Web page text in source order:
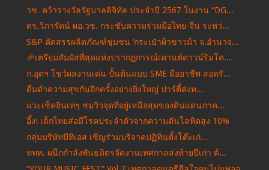
วช. คว้ารางวัลรัฐบาลดิจิทัล ประจำปี 2567 ในงาน “DG...
ดร.วิภารัตน์ ผอ.วช. กระชับความร่วมมือไทย-จีน ระหว่...
S&P คัดสรรผลิตภัณฑ์ชุมชน ‘กระเป๋าผ้าขาวม้า จ.อำนาจ...
🎉เตรียมสัมผัสที่สุดแห่งปรากฏการณ์เคานต์ดาวน์ริมโค...
ก.อุตฯ โชว์ผลงานเด่น ปั้นต้นแบบ SME มืออาชีพ สอดรั...
ดื่มด่ำความสุขกันอีกครั้งอย่างยิ่งใหญ่ ปาร์ตี้ส่งท...
แวะเช็คอินเท่ๆ ชมวิวจุดที่อยู่เหนือสุดของดินแดนภาค...
อึ้ง! เด็กไทยส่อมีโรคประจำตัวจากความดันโลหิตสูง 10%
กลุ่มบริษัทบีทีเอส เชิญร่วมบริจาคปฏิทินตั้งโต๊ะเก่...
ททท. ผนึกกำลังพันธมิตรจัดงานเทศกาลส่งท้ายปีเก่า ต้...